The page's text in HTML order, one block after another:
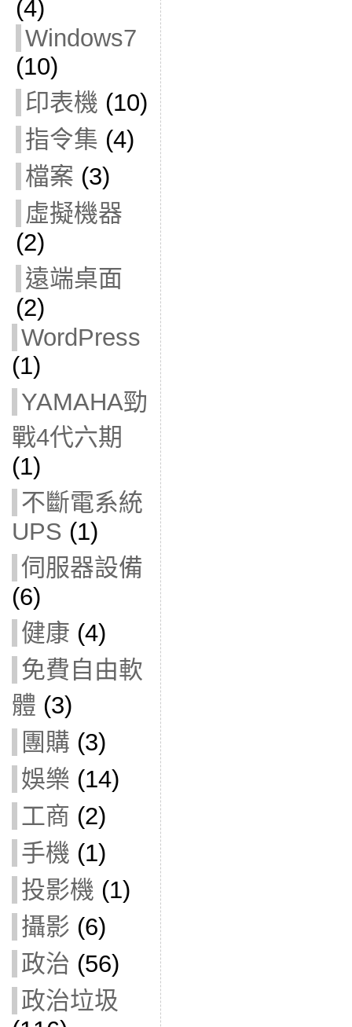
(4)
Windows7
(10)
印表機 (10)
指令集 (4)
檔案 (3)
虛擬機器
(2)
遠端桌面
(2)
WordPress
(1)
YAMAHA勁
戰4代六期
(1)
不斷電系統
UPS (1)
伺服器設備
(6)
健康 (4)
免費自由軟
體 (3)
團購 (3)
娛樂 (14)
工商 (2)
手機 (1)
投影機 (1)
攝影 (6)
政治 (56)
政治垃圾